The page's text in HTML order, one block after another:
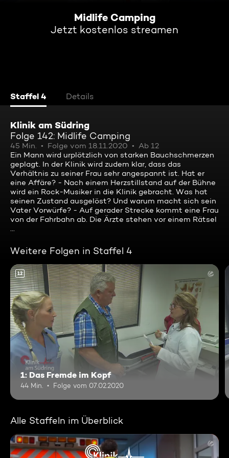
Midlife Camping
Jetzt kostenlos streamen
Staffel 4 Details
Klinik am Südring
Folge 142: Midlife Camping
45 Min. Folge vom 18.11.2020
Ab 12
Ein Mann wird urplötzlich von starken Bauchschmerzen
geplagt. In der Klinik wird zudem klar, dass das
Verhältnis zu seiner Frau sehr angespannt ist. Hat er
eine Affäre? - Nach einem Herzstillstand auf der Bühne
wird ein Rock-Musiker in die Klinik gebracht. Was hat
seinen Zustand ausgelöst? Und warum macht sich sein
Vater Vorwürfe? - Auf gerader Strecke kommt eine Frau
von der Fahrbahn ab. Die Ärzte stehen vor einem Rätsel
...
Weitere Folgen in Staffel 4
12
1: Das Fremde im Kopf
44 Min. Folge vom 07.02.2020
Alle Staffeln im Überblick